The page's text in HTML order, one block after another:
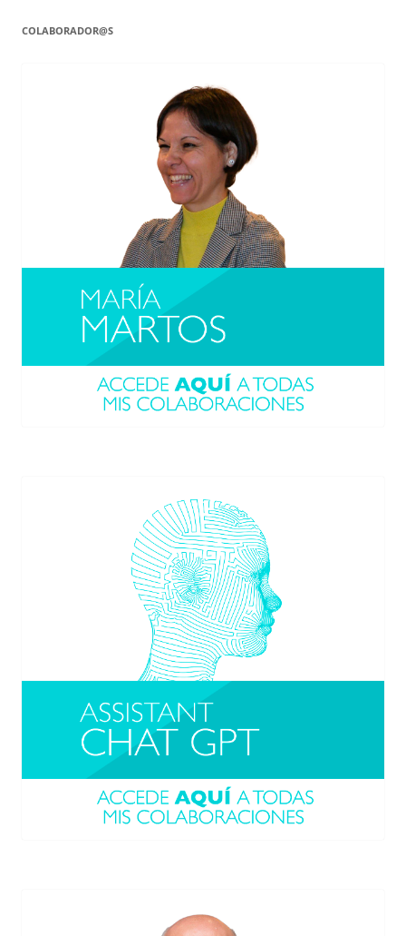
COLABORADOR@S